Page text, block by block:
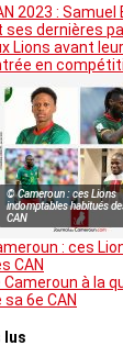
2023 : Samuel
ses dernières
Lions avant leur
en
© Cameroun : ces Lions
indomptables habitués
CAN
: ces
CAN
Cameroun à la
sa 6e CAN
lus